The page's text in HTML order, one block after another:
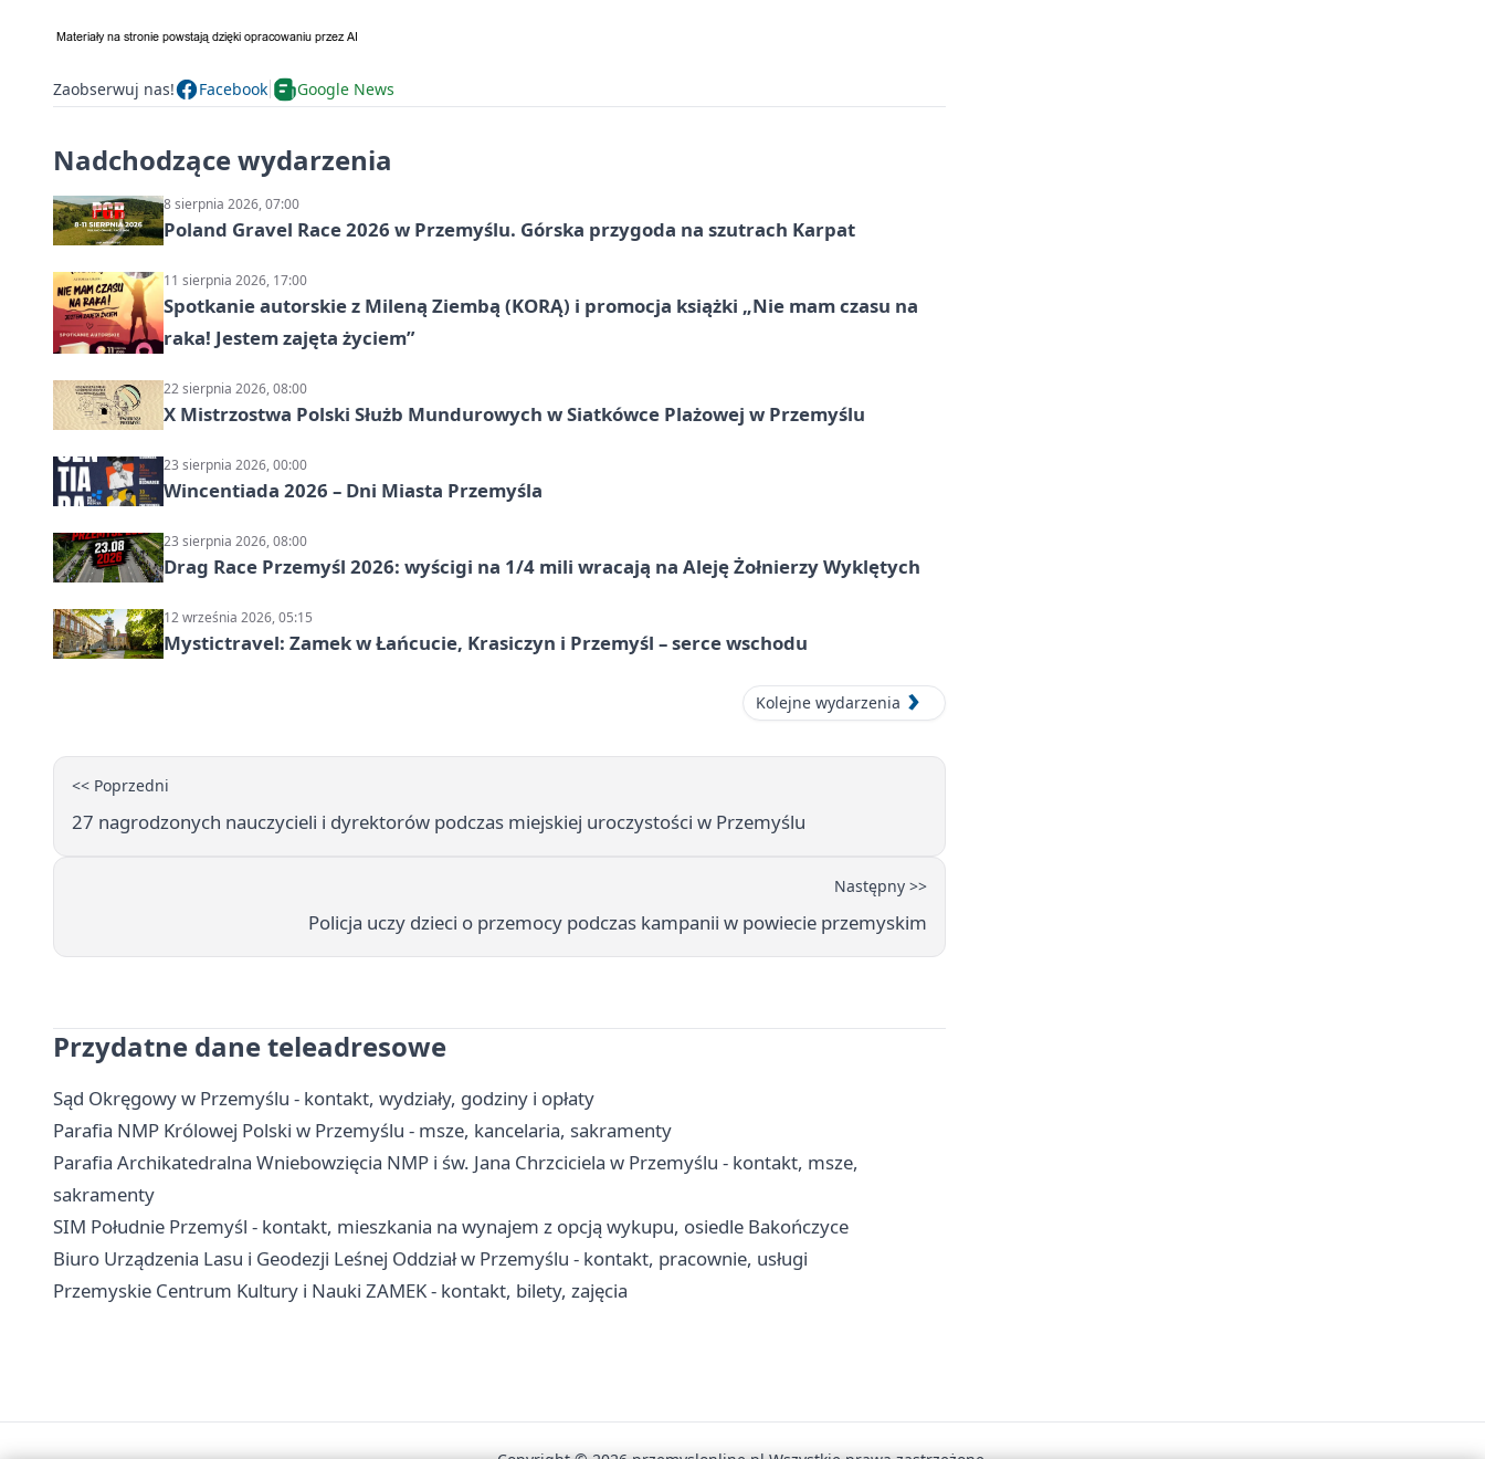
Zaobserwuj nas! Facebook Google News
Nadchodzące wydarzenia
8 sierpnia 2026, 07:00
Poland Gravel Race 2026 w Przemyślu. Górska przygoda na szutrach Karpat
11 sierpnia 2026, 17:00
Spotkanie autorskie z Mileną Ziembą (KORĄ) i promocja książki „Nie mam czasu na
raka! Jestem zajęta życiem”
22 sierpnia 2026, 08:00
X Mistrzostwa Polski Służb Mundurowych w Siatkówce Plażowej w Przemyślu
23 sierpnia 2026, 00:00
Wincentiada 2026 – Dni Miasta Przemyśla
23 sierpnia 2026, 08:00
Drag Race Przemyśl 2026: wyścigi na 1/4 mili wracają na Aleję Żołnierzy Wyklętych
12 września 2026, 05:15
Mystictravel: Zamek w Łańcucie, Krasiczyn i Przemyśl – serce wschodu
Kolejne wydarzenia
<< Poprzedni
27 nagrodzonych nauczycieli i dyrektorów podczas miejskiej uroczystości w Przemyślu
Następny >>
Policja uczy dzieci o przemocy podczas kampanii w powiecie przemyskim
Przydatne dane teleadresowe
Sąd Okręgowy w Przemyślu - kontakt, wydziały, godziny i opłaty
Parafia NMP Królowej Polski w Przemyślu - msze, kancelaria, sakramenty
Parafia Archikatedralna Wniebowzięcia NMP i św. Jana Chrzciciela w Przemyślu - kontakt, msze,
sakramenty
SIM Południe Przemyśl - kontakt, mieszkania na wynajem z opcją wykupu, osiedle Bakończyce
Biuro Urządzenia Lasu i Geodezji Leśnej Oddział w Przemyślu - kontakt, pracownie, usługi
Przemyskie Centrum Kultury i Nauki ZAMEK - kontakt, bilety, zajęcia